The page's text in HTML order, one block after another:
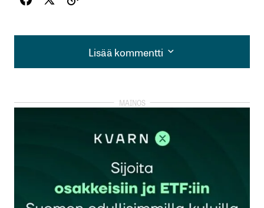
Lisää kommentti
Lisää kommentti
kirjautua
rekisteröityä